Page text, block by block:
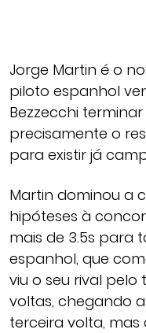
Jorge Martin é o
piloto espanhol
Bezzecchi
precisamente o
para existir já
Martin dominou a
hipóteses à
mais de 3.5s para
espanhol, que
viu o seu rival pelo
voltas, chegando
terceira volta,